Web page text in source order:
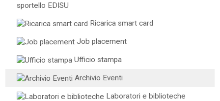
sportello EDISU
Ricarica smart card
Job placement
Ufficio stampa
Archivio Eventi
Laboratori e biblioteche